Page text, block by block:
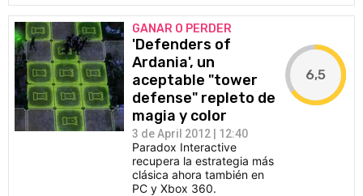
GANAR O PERDER
'Defenders of
Ardania', un
aceptable "tower
defense" repleto de
magia y color
3 de April 2012 | 12:40
Paradox Interactive
recupera la estrategia más
clásica ahora también en
PC y Xbox 360.
6,5